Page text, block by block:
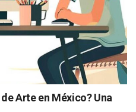
Arte en México? Una